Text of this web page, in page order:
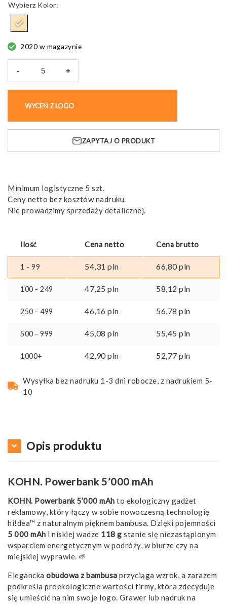
Kolor
2020 w magazynie
-
Power
5000
mAh,
+
WYCEŃ Z LOGO
ZAPYTAJ O PRODUKT
Minimum logistyczne 5 szt.
Ceny netto bez kosztów nadruku.
Nie prowadzimy sprzedaży detalicznej.
Ilość Cena netto Cena brutto
1 - 99 54,31 pln 66,80pln
100 - 249 47,25 pln 58,12 pln
250 - 499 46,16 pln 56,78 pln
500 - 999 45,08 pln 55,45 pln
1000+ 42,90pln 52,77 pln
Wysyłka bez nadruku 1-3 dni robocze, z nadrukiem 5-
10
Opis produktu
KOHN. Powerbank 5’000 mAh
KOHN. Powerbank 5’000 mAh to ekologiczny gadżet
reklamowy, który łączy w sobie nowoczesną technologię
hi!dea™ z naturalnym pięknem bambusa. Dzięki pojemności
5 000 mAh i niskiej wadze 118 g stanie się niezastąpionym
wsparciem energetycznym w podróży, w biurze czy na
miejskiej wyprawie. 🌱
Elegancka obudowa z bambusa przyciąga wzrok, a zarazem
podkreśla proekologiczne wartości firmy, która zdecyduje
się umieścić na nim swoje logo. Grawer lub nadruk na